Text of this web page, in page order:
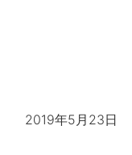
2019年5月23日